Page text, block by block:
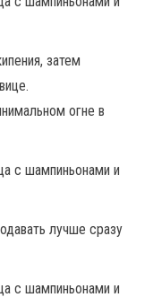
затем
огне в
лучше сразу